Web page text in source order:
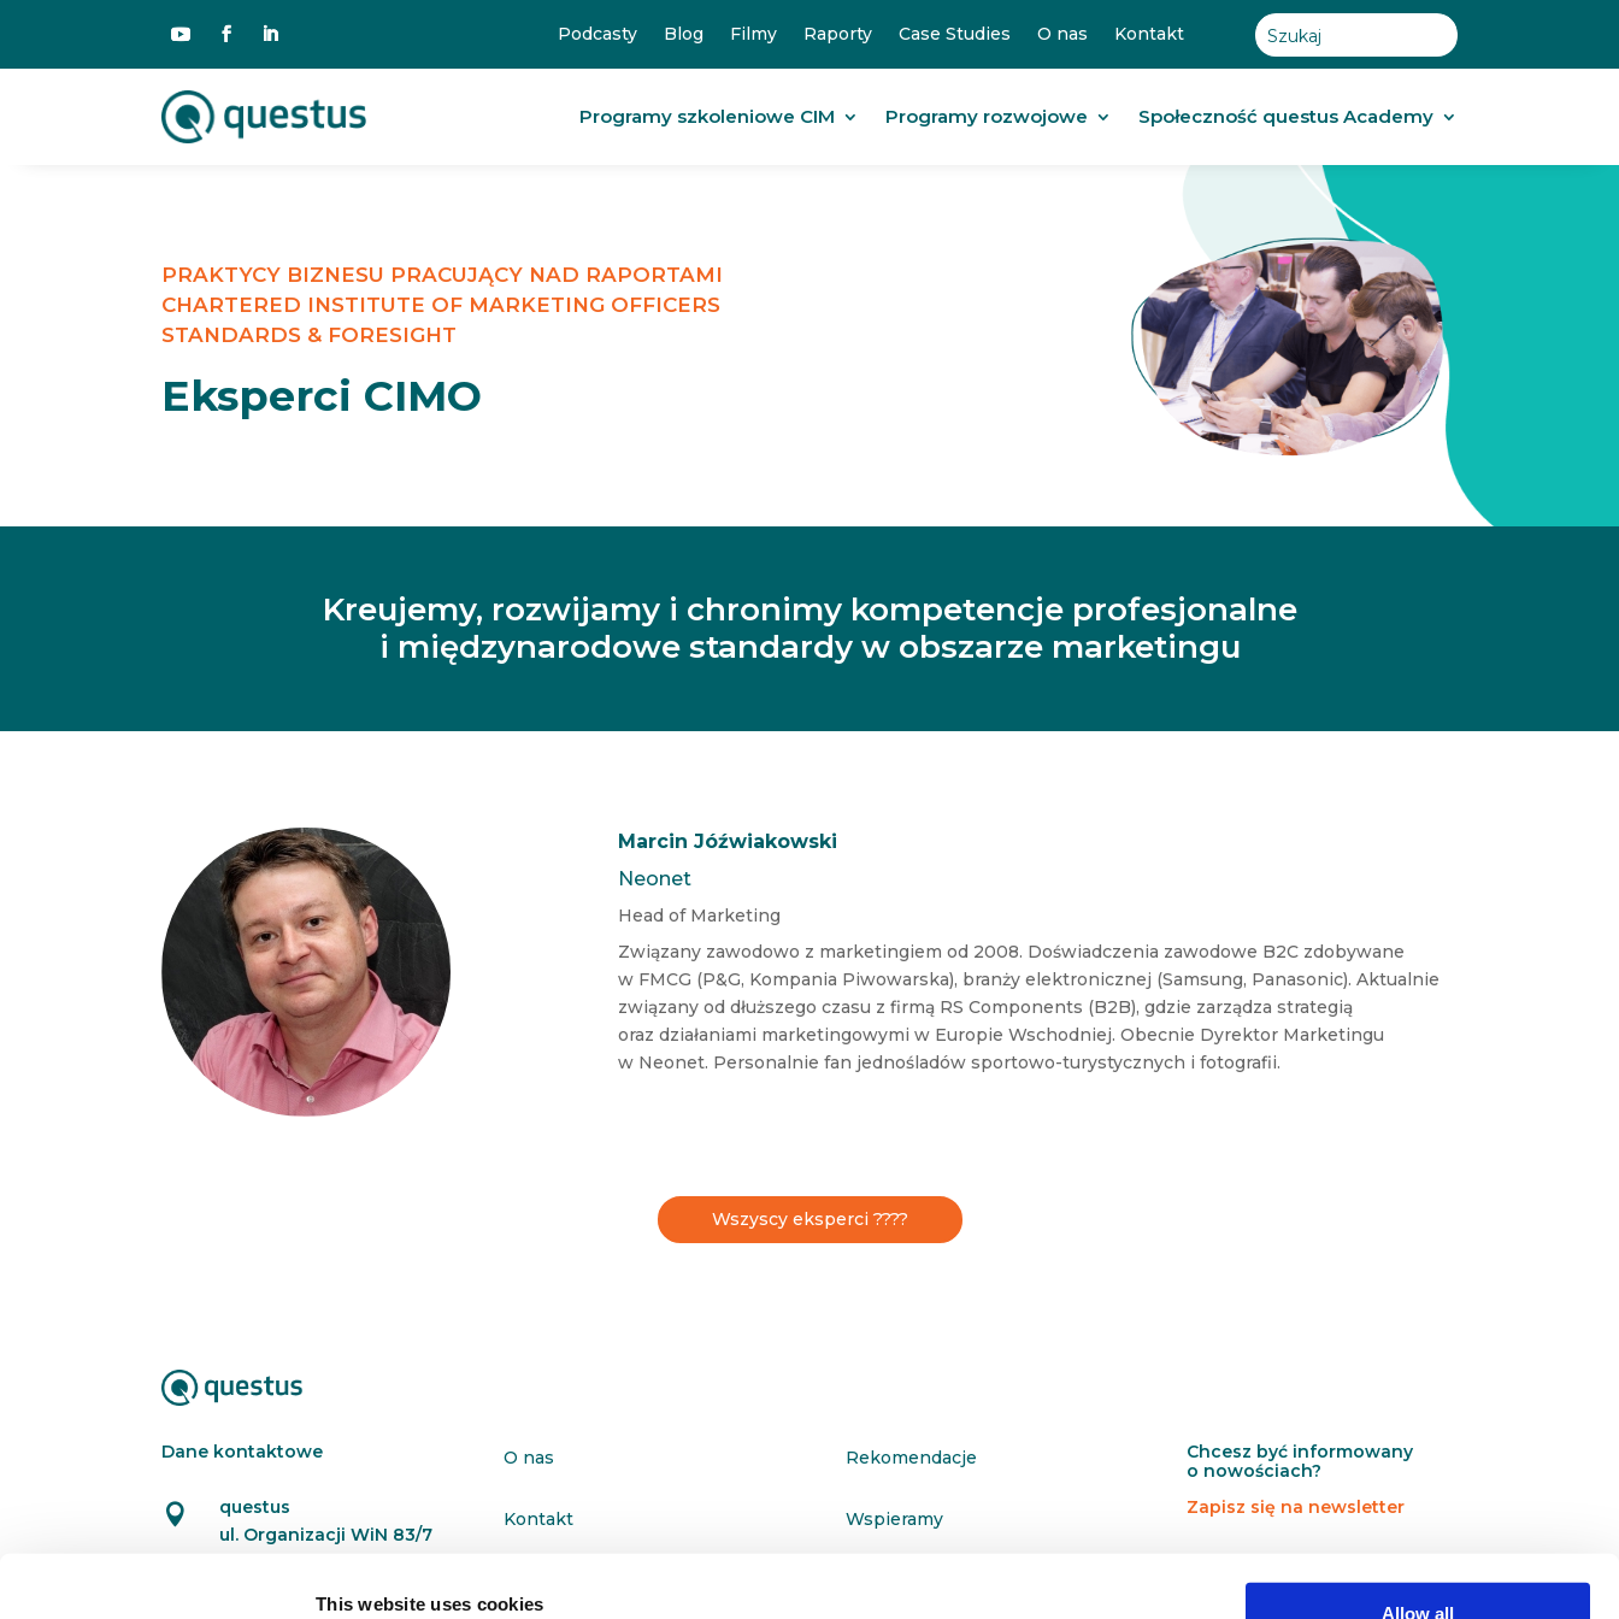
This website uses cookies Allow all
Podcasty Blog Filmy Raporty Case Studies O nas Kontakt
Programy szkoleniowe CIM Programy rozwojowe Społeczność questus Academy
PRAKTYCY BIZNESU PRACUJĄCY NAD RAPORTAMI
CHARTERED INSTITUTE OF MARKETING OFFICERS
STANDARDS & FORESIGHT
Eksperci CIMO
Kreujemy, rozwijamy i chronimy kompetencje profesjonalne
i międzynarodowe standardy w obszarze marketingu
Marcin Jóźwiakowski
Neonet
Head of Marketing
Związany zawodowo z marketingiem od 2008. Doświadczenia zawodowe B2C zdobywane
w FMCG (P&G, Kompania Piwowarska), branży elektronicznej (Samsung, Panasonic). Aktualnie
związany od dłuższego czasu z firmą RS Components (B2B), gdzie zarządza strategią
oraz działaniami marketingowymi w Europie Wschodniej. Obecnie Dyrektor Marketingu
w Neonet. Personalnie fan jednośladów sportowo-turystycznych i fotografii.
Wszyscy eksperci ????
Dane kontaktowe

questus
ul. Organizacji WiN 83/7
601 098 038
O nas
Kontakt
Rekomendacje
Wspieramy
Chcesz być informowany
o nowościach?
Zapisz się na newsletter
Newsletter